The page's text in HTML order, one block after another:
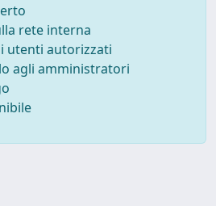
rete interna
utenti autorizzati
agli amministratori